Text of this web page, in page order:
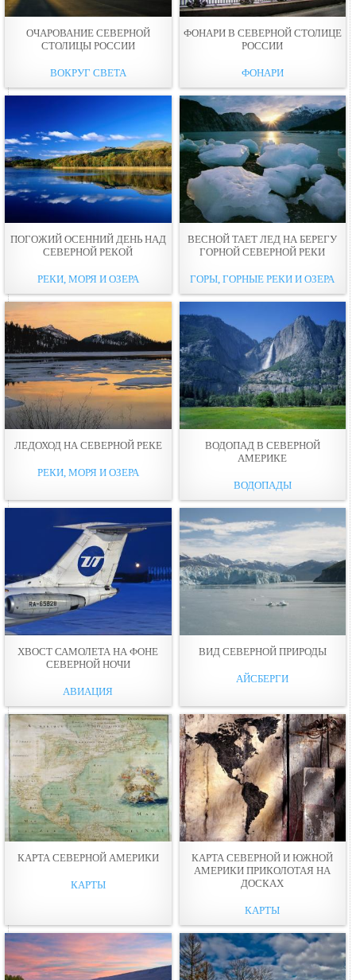
ОЧАРОВАНИЕ СЕВЕРНОЙ
СТОЛИЦЫ РОССИИ
ВОКРУГ СВЕТА
ФОНАРИ В СЕВЕРНОЙ СТОЛИЦЕ
РОССИИ
ФОНАРИ
ПОГОЖИЙ ОСЕННИЙ ДЕНЬ НАД
СЕВЕРНОЙ РЕКОЙ
РЕКИ, МОРЯ И ОЗЕРА
ВЕСНОЙ ТАЕТ ЛЕД НА БЕРЕГУ
ГОРНОЙ СЕВЕРНОЙ РЕКИ
ГОРЫ, ГОРНЫЕ РЕКИ И ОЗЕРА
ЛЕДОХОД НА СЕВЕРНОЙ РЕКЕ
РЕКИ, МОРЯ И ОЗЕРА
ВОДОПАД В СЕВЕРНОЙ
АМЕРИКЕ
ВОДОПАДЫ
ХВОСТ САМОЛЕТА НА ФОНЕ
СЕВЕРНОЙ НОЧИ
АВИАЦИЯ
ВИД СЕВЕРНОЙ ПРИРОДЫ
АЙСБЕРГИ
КАРТА СЕВЕРНОЙ АМЕРИКИ
КАРТЫ
КАРТА СЕВЕРНОЙ И ЮЖНОЙ
АМЕРИКИ ПРИКОЛОТАЯ НА
ДОСКАХ
КАРТЫ